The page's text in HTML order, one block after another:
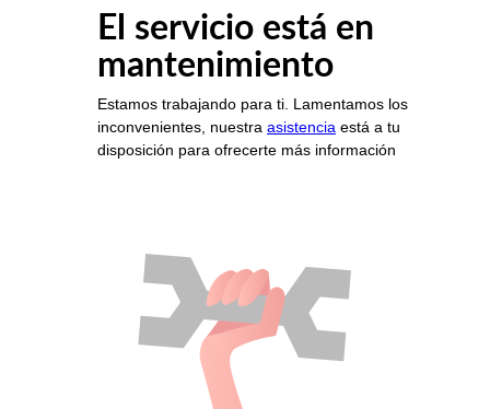
El servicio está en
mantenimiento
Estamos trabajando para ti. Lamentamos los
inconvenientes, nuestra asistencia está a tu
disposición para ofrecerte más información